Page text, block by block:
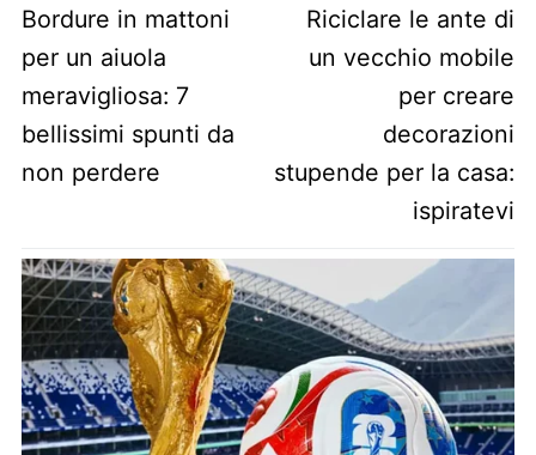
Previous post:
Bordure in mattoni
per un aiuola
meravigliosa: 7
bellissimi spunti da
non perdere
Next post:
Riciclare le ante di
un vecchio mobile
per creare
decorazioni
stupende per la casa:
ispiratevi